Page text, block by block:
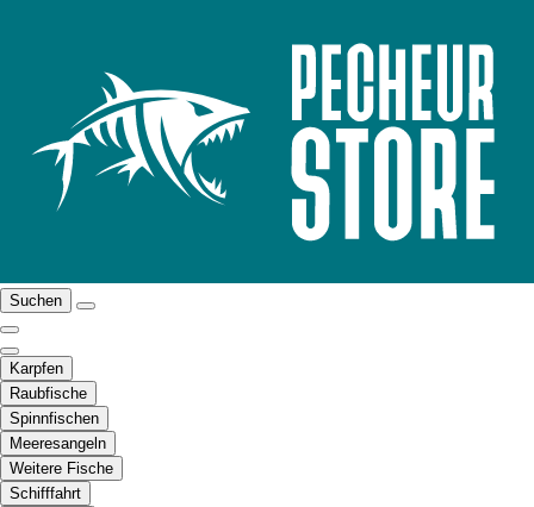
Suchen
Karpfen
Raubfische
Spinnfischen
Meeresangeln
Weitere Fische
Schifffahrt